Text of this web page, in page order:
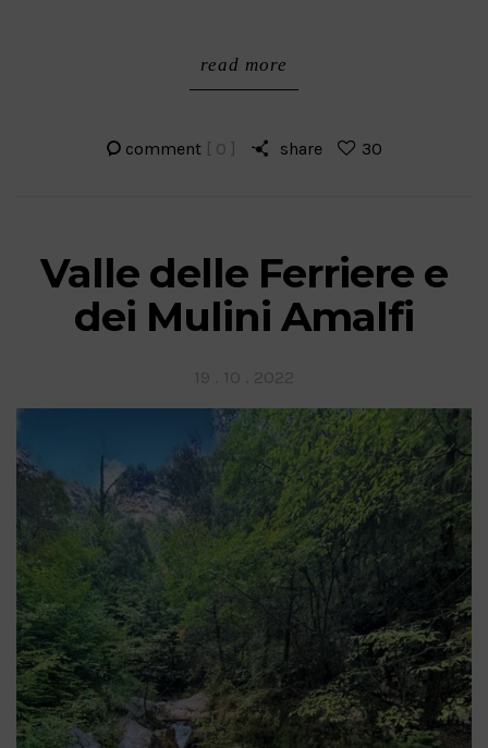
read more
comment [ 0 ] share 30
Valle delle Ferriere e
dei Mulini Amalfi
on